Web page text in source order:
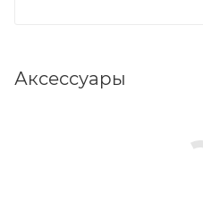
Аксессуары